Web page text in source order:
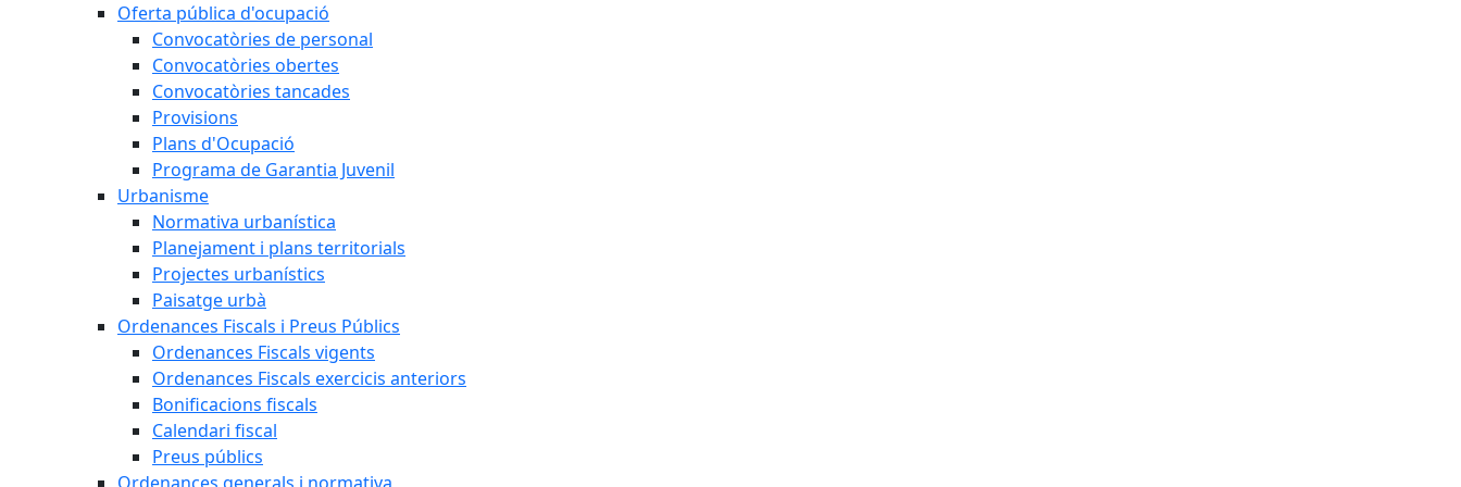
Oferta pública d'ocupació
Convocatòries de personal
Convocatòries obertes
Convocatòries tancades
Provisions
Plans d'Ocupació
Programa de Garantia Juvenil
Urbanisme
Normativa urbanística
Planejament i plans territorials
Projectes urbanístics
Paisatge urbà
Ordenances Fiscals i Preus Públics
Ordenances Fiscals vigents
Ordenances Fiscals exercicis anteriors
Bonificacions fiscals
Calendari fiscal
Preus públics